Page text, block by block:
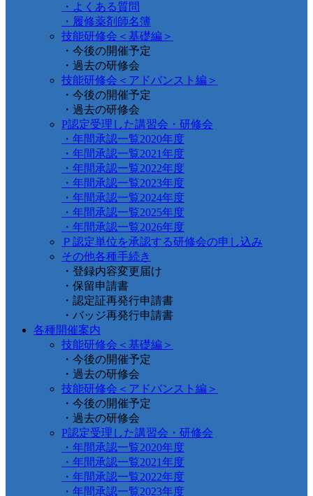
・よくある質問
・履修薬剤師名簿
技能研修会＜基礎編＞
・今後の開催予定
・過去の研修会
技能研修会＜アドバンスト編＞
・今後の開催予定
・過去の研修会
P認定受理した講習会・研修会
・年間承認一覧2020年度
・年間承認一覧2021年度
・年間承認一覧2022年度
・年間承認一覧2023年度
・年間承認一覧2024年度
・年間承認一覧2025年度
・年間承認一覧2026年度
Ｐ認定単位を承認する研修会の申し込み
その他各種手続き
・登録内容変更届け
・保留申請書
・認定証再発行申請書
・バッジ再発行申請書
各種開催案内
技能研修会＜基礎編＞
・今後の開催予定
・過去の研修会
技能研修会＜アドバンスト編＞
・今後の開催予定
・過去の研修会
P認定受理した講習会・研修会
・年間承認一覧2020年度
・年間承認一覧2021年度
・年間承認一覧2022年度
・年間承認一覧2023年度